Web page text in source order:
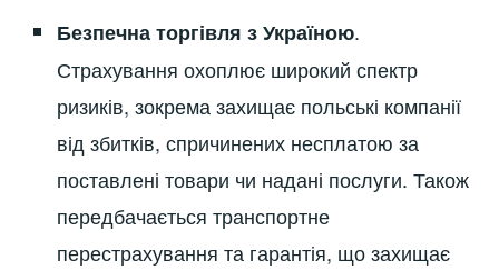
Безпечна торгівля з Україною.
Страхування охоплює широкий спектр
ризиків, зокрема захищає польські компанії
від збитків, спричинених несплатою за
поставлені товари чи надані послуги. Також
передбачається транспортне
перестрахування та гарантія, що захищає